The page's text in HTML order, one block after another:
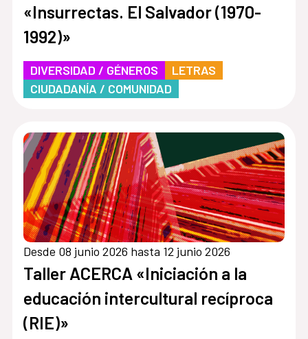
«Insurrectas. El Salvador (1970-
1992)»
DIVERSIDAD / GÉNEROS
LETRAS
CIUDADANÍA / COMUNIDAD
Desde 08 junio 2026 hasta 12 junio 2026
Taller ACERCA «Iniciación a la
educación intercultural recíproca
(RIE)»